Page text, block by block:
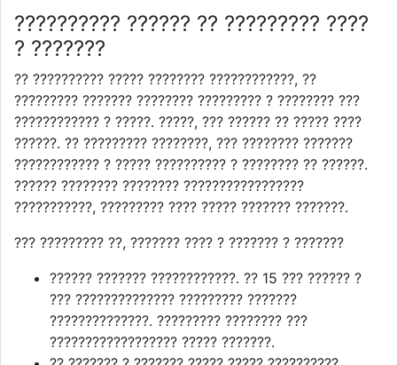
?????????? ?????? ?? ????????? ????
? ???????
?? ?????????? ????? ???????? ????????????, ??
????????? ??????? ???????? ????????? ? ???????? ???
???????????? ? ?????. ?????, ??? ?????? ?? ????? ????
??????. ?? ????????? ????????, ??? ???????? ???????
???????????? ? ????? ?????????? ? ???????? ?? ??????.
?????? ???????? ???????? ?????????????????
???????????, ????????? ???? ????? ??????? ???????.
??? ????????? ??, ??????? ???? ? ??????? ? ???????
?????? ??????? ????????????. ?? 15 ??? ?????? ?
??? ?????????????? ????????? ???????
??????????????. ????????? ???????? ???
?????????????????? ????? ???????.